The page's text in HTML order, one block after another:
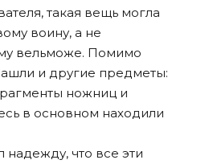
такая вещь могла
воину, а не
вельможе. Помимо
и другие предметы:
ножниц и
в основном находили
надежду, что все эти